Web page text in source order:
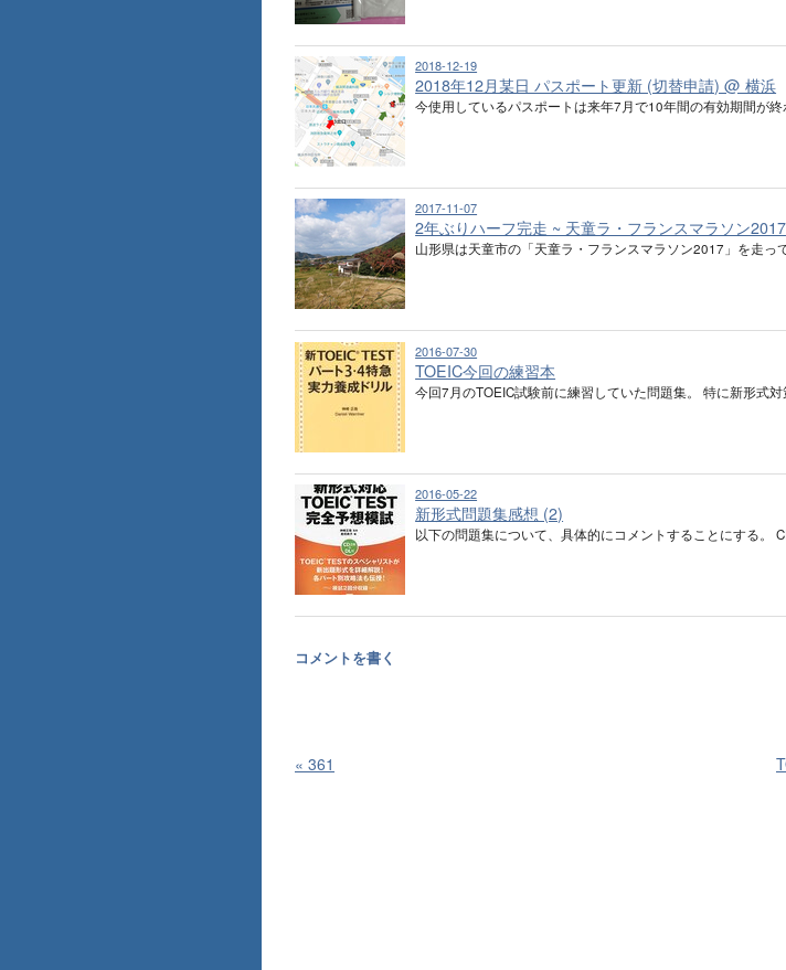
2018-12-19
2018年12月某日 パスポート更新 (切替申請) @ 横浜
今使用しているパスポートは来年7月で10年間の有効期間が
2017-11-07
2年ぶりハーフ完走 ~ 天童ラ・フランスマラソン2017
山形県は天童市の「天童ラ・フランスマラソン2017」を走っ
2016-07-30
TOEIC今回の練習本
今回7月のTOEIC試験前に練習していた問題集。 特に新形式
2016-05-22
新形式問題集感想 (2)
以下の問題集について、具体的にコメントすることにする。
コメントを書く
« 361